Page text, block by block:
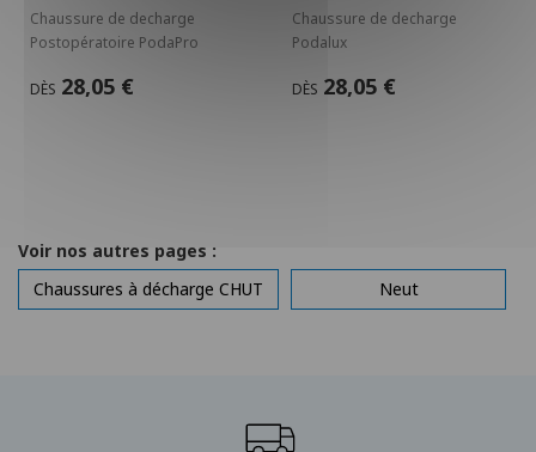
Chaussure de decharge
Postopératoire PodaPro
DÈS 28,05 €
Chaussure de decharge
Podalux
DÈS 28,05 €
Voir nos autres pages :
Chaussures à décharge CHUT
Neut